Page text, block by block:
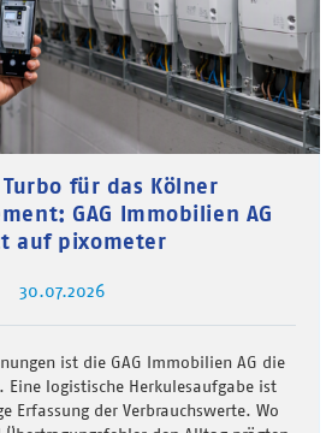
für das Kölner
GAG Immobilien AG
auf pixometer
30.07.2026
ist die GAG Immobilien AG die
Eine logistische Herkulesaufgabe ist
Erfassung der Verbrauchswerte. Wo